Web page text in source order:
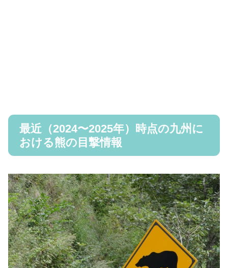
最近（2024〜2025年）時点の九州に
おける熊の目撃情報